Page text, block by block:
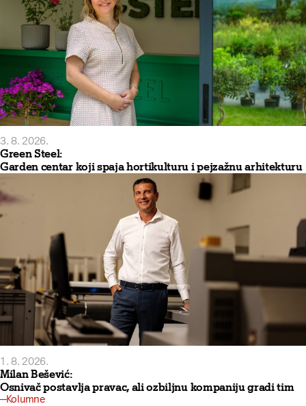
3. 8. 2026.
Green Steel:
Garden centar koji spaja hortikulturu i pejzažnu arhitekturu
1. 8. 2026.
Milan Bešević:
Osnivač postavlja pravac, ali ozbiljnu kompaniju gradi tim
Kolumne